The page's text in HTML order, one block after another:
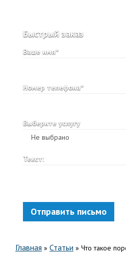
Быстрый заказ
Ваше имя*
Номер телефона*
Выберите услугу
Текст:
Отправить письмо
Главная » Статьи » Что такое